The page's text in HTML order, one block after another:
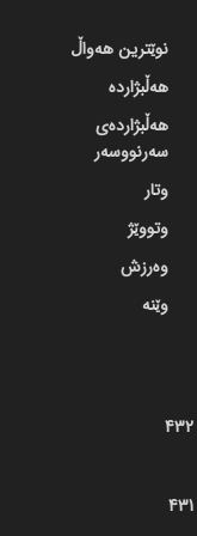
نوێترین هەواڵ
هەڵبژاردە
هەڵبژاردەی
سەرنووسەر
وتار
وتووێژ
وەرزش
وێنە